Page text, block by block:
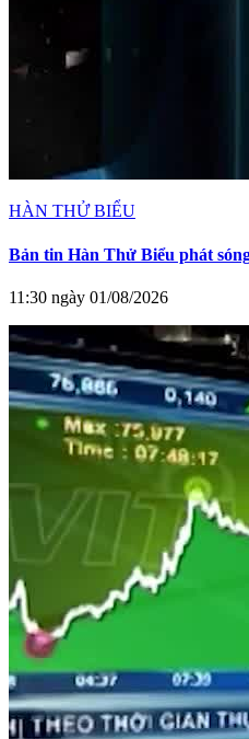
HÀN THỬ BIỂU
Bản tin Hàn Thử Biểu phát
11:30 ngày 01/08/2026